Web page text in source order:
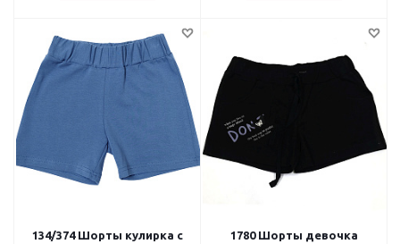
134/374 Шорты кулирка с
1780 Шорты девочка